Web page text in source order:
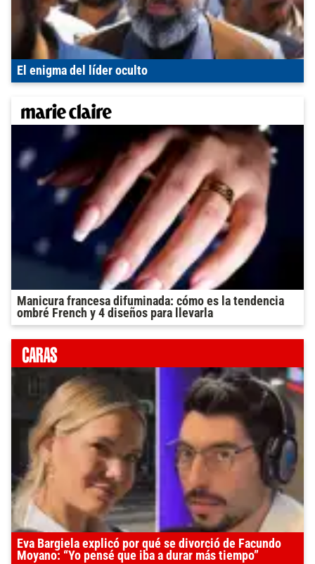
El enigma del líder oculto
Manicura francesa difuminada: cómo es la tendencia
ombré French y 4 diseños para llevarla
Eva Bargiela explicó por qué se divorció de Facundo
Moyano: “Yo pensé que iba a durar más tiempo”